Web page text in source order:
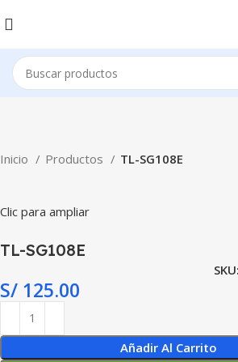
Inicio Productos TL-SG108E
Clic para ampliar
TL-SG108E
S/ 125.00
Añadir Al Carrito